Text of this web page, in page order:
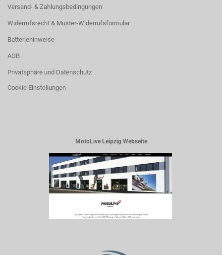
Versand- & Zahlungsbedingungen
Widerrufsrecht & Muster-Widerrufsformular
Batteriehinweise
AGB
Privatsphäre und Datenschutz
Cookie Einstellungen
MotoLive Leipzig Webseite